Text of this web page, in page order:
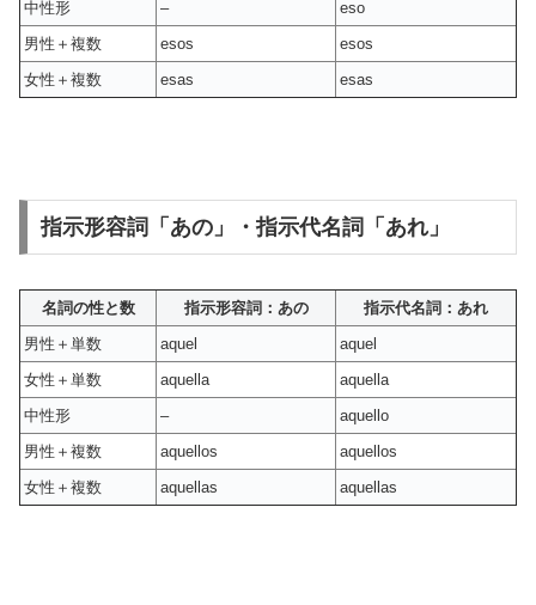
中性形
–
eso
男性＋複数
esos
esos
女性＋複数
esas esas
指示形容詞「あの」・指示代名詞「あれ」
名詞の性と数 指示形容詞：あの
指示代名詞：あれ
男性＋単数
aquel
aquel
女性＋単数
aquella
aquella
中性形
–
aquello
男性＋複数
aquellos
aquellos
女性＋複数
aquellas aquellas